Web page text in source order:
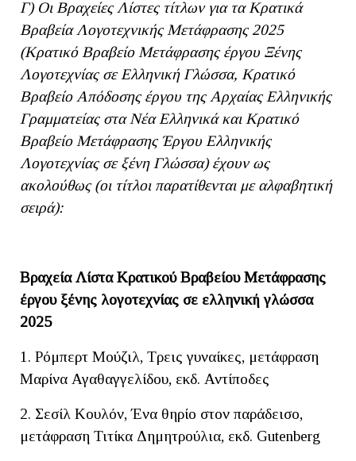
Γ) Οι Βραχείες Λίστες τίτλων για τα Κρατικά
Βραβεία Λογοτεχνικής Μετάφρασης 2025
(Κρατικό Βραβείο Μετάφρασης έργου Ξένης
Λογοτεχνίας σε Ελληνική Γλώσσα, Κρατικό
Βραβείο Απόδοσης έργου της Αρχαίας Ελληνικής
Γραμματείας στα Νέα Ελληνικά και Κρατικό
Βραβείο Μετάφρασης Έργου Ελληνικής
Λογοτεχνίας σε ξένη Γλώσσα) έχουν ως
ακολούθως (οι τίτλοι παρατίθενται με αλφαβητική
σειρά):
Βραχεία Λίστα Κρατικού Βραβείου Μετάφρασης
έργου ξένης λογοτεχνίας σε ελληνική γλώσσα
2025
1. Ρόμπερτ Μούζιλ, Τρεις γυναίκες, μετάφραση
Μαρίνα Αγαθαγγελίδου, εκδ. Αντίποδες
2. Σεσίλ Κουλόν, Ένα θηρίο στον παράδεισο,
μετάφραση Τιτίκα Δημητρούλια, εκδ. Gutenberg